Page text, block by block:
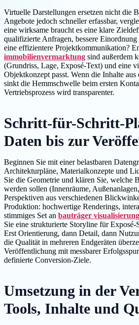
Virtuelle Darstellungen ersetzen nicht die
Angebote jedoch schneller erfassbar,
eine wirksame braucht es eine klare
qualifizierte Anfragen, bessere Einordnung
eine effizientere Projektkommunikation?
immobilienvermarktung sind außerdem
(Grundriss, Lage, Exposé-Text) und eine
Objektkonzept passt. Wenn die Inhalte aus
sinkt die Hemmschwelle beim ersten
Vertriebsprozess wird transparenter.
Schritt-für-Schritt-
Daten bis zur
Beginnen Sie mit einer belastbaren
Architekturpläne, Materialkonzepte und
Sie die Geometrie und klären Sie, welche
werden sollen (Innenräume,
Perspektiven aus verschiedenen
Produktion: hochwertige Renderings,
stimmiges Set an bauträger visualisierung
Sie eine strukturierte Storyline für Exposé-
Erst Orientierung, dann Detail, dann
die Qualität in mehreren Endgeräten
Veröffentlichung mit messbarer
definierte Conversion-Ziele.
Umsetzung in der
Tools, Inhalte und